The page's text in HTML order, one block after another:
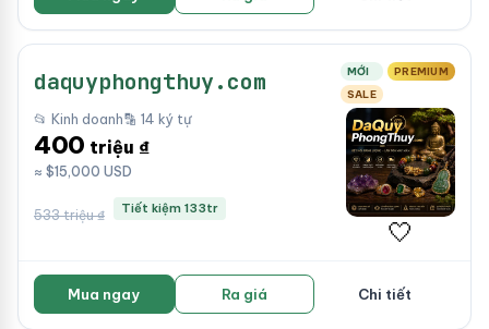
daquyphongthuy.com MỚI
PREMIUM
SALE
📂 Kinh doanh🔡 14 ký tự
400 triệu ₫
≈ $15,000 USD
533 triệu ₫ Tiết kiệm 133tr
🤍
Mua ngay Ra giá Chi tiết